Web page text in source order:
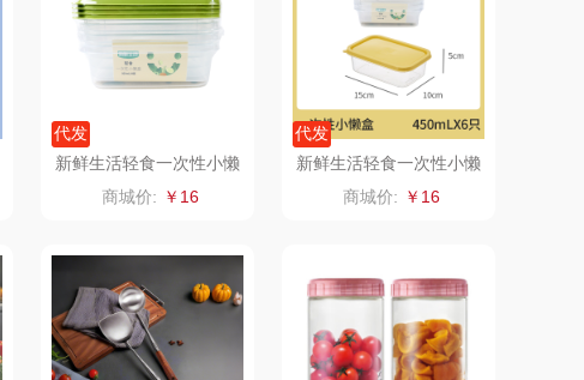
苏泊尔（杯壶） 穗格氏
恒源祥（箱包） 君乐宝
芬神
致尚丽和 T.J.HARREN
代发
新鲜生活轻食一次性小懒
盒SH-7726
商城价: ￥16
代发
新鲜生活轻食一次性小懒
盒SH-7725
商城价: ￥16